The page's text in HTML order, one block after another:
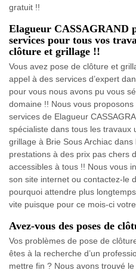
gratuit !!
Elagueur CASSAGRAND
services pour tous vos
clôture et grillage !!
Vous avez pose de clôture et
appel à des services d’expert
pour vous nous avons pu vous
domaine !! Nous vous
services de Elagueur
spécialiste dans tous les travaux
grillage à Brie Sous Archiac
prestations à des prix pas chers
accessibles à tous !! Nous vous
son site internet ou contactez-le
pourquoi attendre plus
vite puisque pour ce mois-ci
Avez-vous des poses de
Vos problèmes de pose de
êtes à la recherche d’un
mettre fin ? Nous avons trouvé